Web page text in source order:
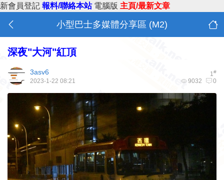
新會員登記 報料/聯絡本站 電腦版 主頁/最新文章
小型巴士多媒體分享區 (M2)
深夜"大河"紅頂
1#
3asv6
9032 0
2023-1-22 08:21